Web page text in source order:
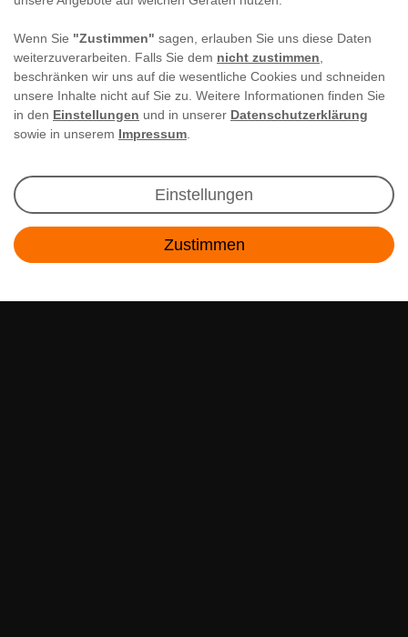
Wenn Sie "Zustimmen" sagen, erlauben Sie uns diese Daten
weiterzuverarbeiten. Falls Sie dem nicht zustimmen
beschränken wir uns auf die wesentliche Cookies und schneiden
unsere Inhalte nicht auf Sie zu. Weitere Informationen finden Sie
in den Einstellungen und in unserer Datenschutzerklärung
sowie in unserem Impressum
Einstellungen
Zustimmen
Newsletter Anmeldung
Angebote & Rabatte per E-Mail erhalten - Geld
sparen war noch nie so einfach!